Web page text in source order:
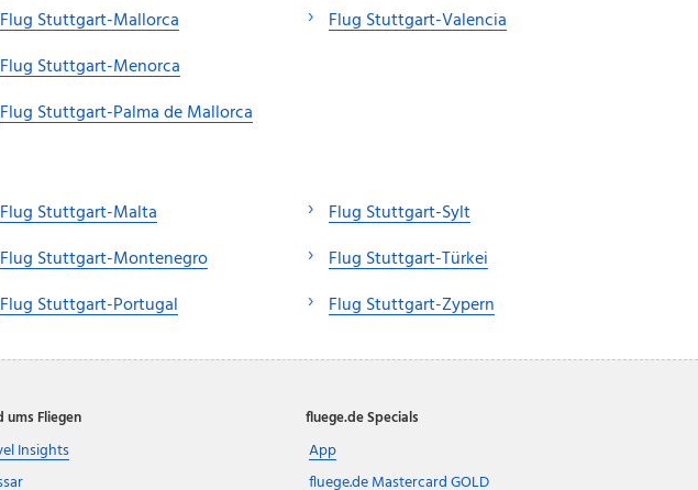
Flug Stuttgart-Mallorca
Flug Stuttgart-Menorca
Flug Stuttgart-Palma de Mallorca
Flug Stuttgart-Valencia
Flug Stuttgart-Malta
Flug Stuttgart-Montenegro
Flug Stuttgart-Portugal
Flug Stuttgart-Sylt
Flug Stuttgart-Türkei
Flug Stuttgart-Zypern